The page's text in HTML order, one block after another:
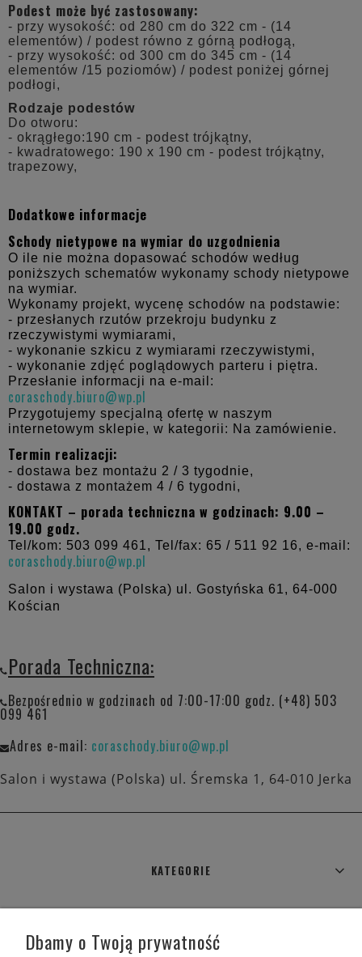
Podest może być zastosowany:
- przy wysokość: od 280 cm do 322 cm - (14
elementów) / podest równo z górną podłogą,
- przy wysokość: od 300 cm do 345 cm - (14
elementów /15 poziomów) / podest poniżej górnej
podłogi,
Rodzaje podestów
Do otworu:
- okrągłego:190 cm - podest trójkątny,
- kwadratowego: 190 x 190 cm - podest trójkątny,
trapezowy,
Dodatkowe informacje
Schody nietypowe na wymiar do uzgodnienia
O ile nie można dopasować schodów według
poniższych schematów wykonamy schody nietypowe
na wymiar.
Wykonamy projekt, wycenę schodów na podstawie:
- przesłanych rzutów przekroju budynku z
rzeczywistymi wymiarami,
- wykonanie szkicu z wymiarami rzeczywistymi,
- wykonanie zdjęć poglądowych parteru i piętra.
Przesłanie informacji na e-mail:
coraschody.biuro@wp.pl
Przygotujemy specjalną ofertę w naszym
internetowym sklepie, w kategorii: Na zamówienie.
Termin realizacji:
- dostawa bez montażu 2 / 3 tygodnie,
- dostawa z montażem 4 / 6 tygodni,
KONTAKT – porada techniczna w godzinach: 9.00 –
19.00 godz.
Tel/kom: 503 099 461, Tel/fax: 65 / 511 92 16, e-mail:
coraschody.biuro@wp.pl
Salon i wystawa (Polska) ul. Gostyńska 61, 64-000
Kościan
Porada Techniczna:
Bezpośrednio w godzinach od 7:00-17:00 godz. (+48) 503
099 461
Adres e-mail: coraschody.biuro@wp.pl
Salon i wystawa (Polska) ul. Śremska 1, 64-010 Jerka
KATEGORIE
Dbamy o Twoją prywatność